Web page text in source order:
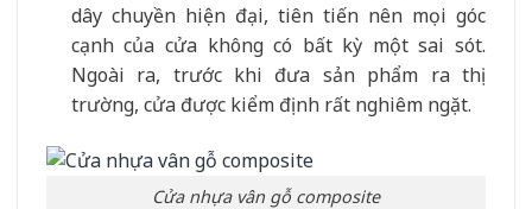
dây chuyền hiện đại, tiên tiến nên mọi góc
cạnh của cửa không có bất kỳ một sai sót.
Ngoài ra, trước khi đưa sản phẩm ra thị
trường, cửa được kiểm định rất nghiêm ngặt.
Cửa nhựa vân gỗ composite